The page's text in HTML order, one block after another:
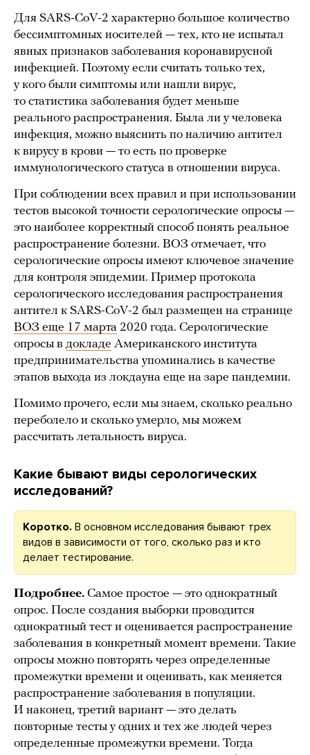
Для SARS-CoV-2 характерно большое количество
бессимптомных носителей — тех, кто не испытал
явных признаков заболевания коронавирусной
инфекцией. Поэтому если считать только тех,
у кого были симптомы или нашли вирус,
то статистика заболевания будет меньше
реального распространения. Была ли у человека
инфекция, можно выяснить по наличию антител
к вирусу в крови — то есть по проверке
иммунологического статуса в отношении вируса.
При соблюдении всех правил и при использовании
тестов высокой точности серологические опросы —
это наиболее корректный способ понять реальное
распространение болезни. ВОЗ отмечает, что
серологические опросы имеют ключевое значение
для контроля эпидемии. Пример протокола
серологического исследования распространения
антител к SARS-CoV-2 был размещен на странице
ВОЗ еще 17 марта 2020 года. Серологические
опросы в докладе Американского института
предпринимательства упоминались в качестве
этапов выхода из локдауна еще на заре пандемии.
Помимо прочего, если мы знаем, сколько реально
переболело и сколько умерло, мы можем
рассчитать летальность вируса.
Какие бывают виды серологических
исследований?
Коротко. В основном исследования бывают трех
видов в зависимости от того, сколько раз и кто
делает тестирование.
Подробнее. Самое простое — это однократный
опрос. После создания выборки проводится
однократный тест и оценивается распространение
заболевания в конкретный момент времени. Такие
опросы можно повторять через определенные
промежутки времени и оценивать, как меняется
распространение заболевания в популяции.
И наконец, третий вариант — это делать
повторные тесты у одних и тех же людей через
определенные промежутки времени. Тогда